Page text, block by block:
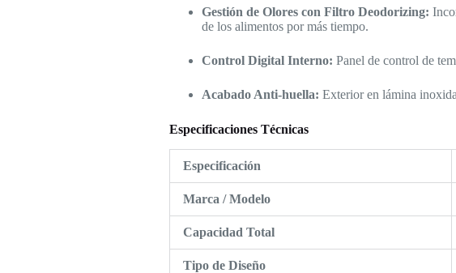
Gestión de Olores con Filtro Deodorizing:
de los alimentos por más tiempo.
Control Digital Interno: Panel de control de
Acabado Anti-huella: Exterior en lámina
Especificaciones Técnicas
Especificación
Marca / Modelo
Capacidad Total
Tipo de Diseño